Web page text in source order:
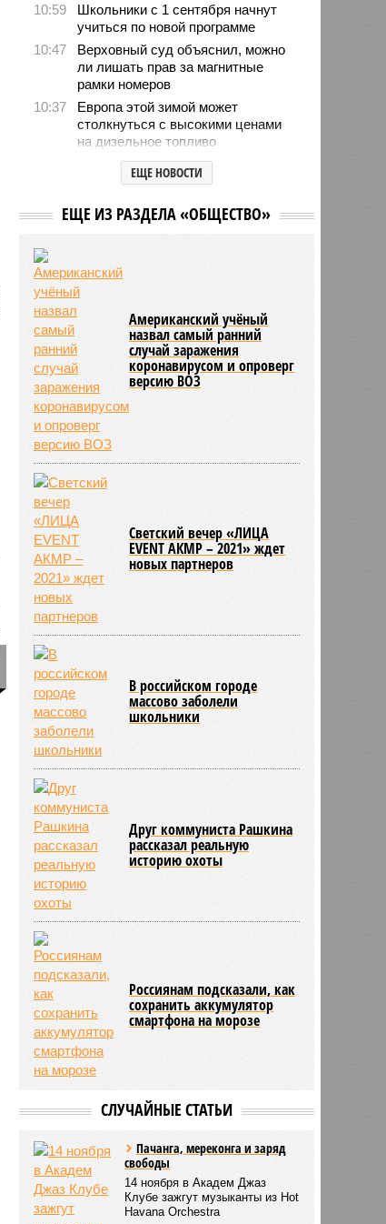
10:59
Школьники с 1 сентября начнут
учиться по новой программе
10:47
Верховный суд объяснил, можно
ли лишать прав за магнитные
рамки номеров
10:37
Европа этой зимой может
столкнуться с высокими ценами
на дизельное топливо
Петеру Сийярто грозит тюремный
Владикавказа как международного
09:49
космические перехватчики для
«Золотого купола» Трампа
09:44
OpenAI заморозила разработку
Astra после кибератаки на Hugging
ЕЩЕ НОВОСТИ
ЕЩЕ ИЗ РАЗДЕЛА «ОБЩЕСТВО»
Американский учёный
назвал самый ранний
случай заражения
коронавирусом и опроверг
версию ВОЗ
Светский вечер «ЛИЦА
EVENT АКМР – 2021» ждет
новых партнеров
В российском городе
массово заболели
школьники
Друг коммуниста Рашкина
рассказал реальную
историю охоты
Россиянам подсказали, как
сохранить аккумулятор
смартфона на морозе
СЛУЧАЙНЫЕ СТАТЬИ
Пачанга, мереконга и заряд
свободы
14 ноября в Академ Джаз
Клубе зажгут музыканты из Hot
Havana Orchestra